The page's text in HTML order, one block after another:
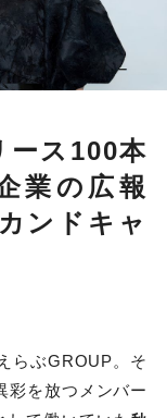
ース100本
業の広報
ンドキャ
らぶGROUP。そ
彩を放つメンバー